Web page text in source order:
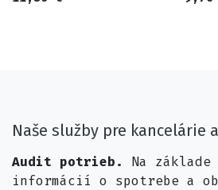
Naše služby pre kancelárie
Audit potrieb.
Na základe
informácií o spotrebe a